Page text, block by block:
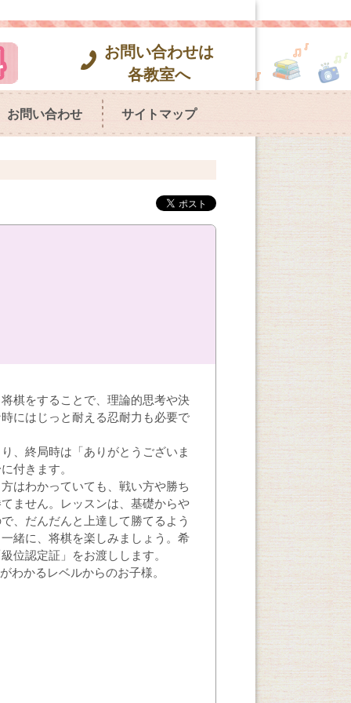
お問い合わせは
各教室へ
お問い合わせ サイトマップ
棋をすることで、理論的思考や決
にはじっと耐える忍耐力も必要で
、終局時は「ありがとうございま
付きます。
はわかっていても、戦い方や勝ち
ません。レッスンは、基礎からや
、だんだんと上達して勝てるよう
緒に、将棋を楽しみましょう。希
位認定証」をお渡しします。
わかるレベルからのお子様。